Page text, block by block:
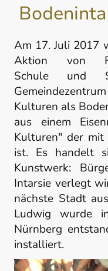
Am 17. Juli 2017
Aktion von
Schule und
Kulturen als
aus einem
Kulturen" der mit
ist. Es handelt
Kunstwerk:
Intarsie verlegt
nächste Stadt
Ludwig wurde
Nürnberg
installiert.